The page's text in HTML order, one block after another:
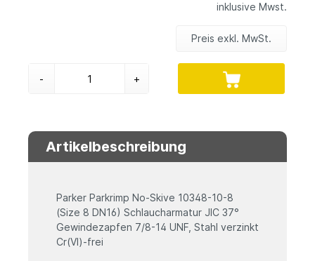
inklusive Mwst.
Preis exkl. MwSt.
- +
Artikelbeschreibung
Parker Parkrimp No-Skive 10348-10-8
(Size 8 DN16) Schlaucharmatur JIC 37°
Gewindezapfen 7/8-14 UNF, Stahl verzinkt
Cr(VI)-frei